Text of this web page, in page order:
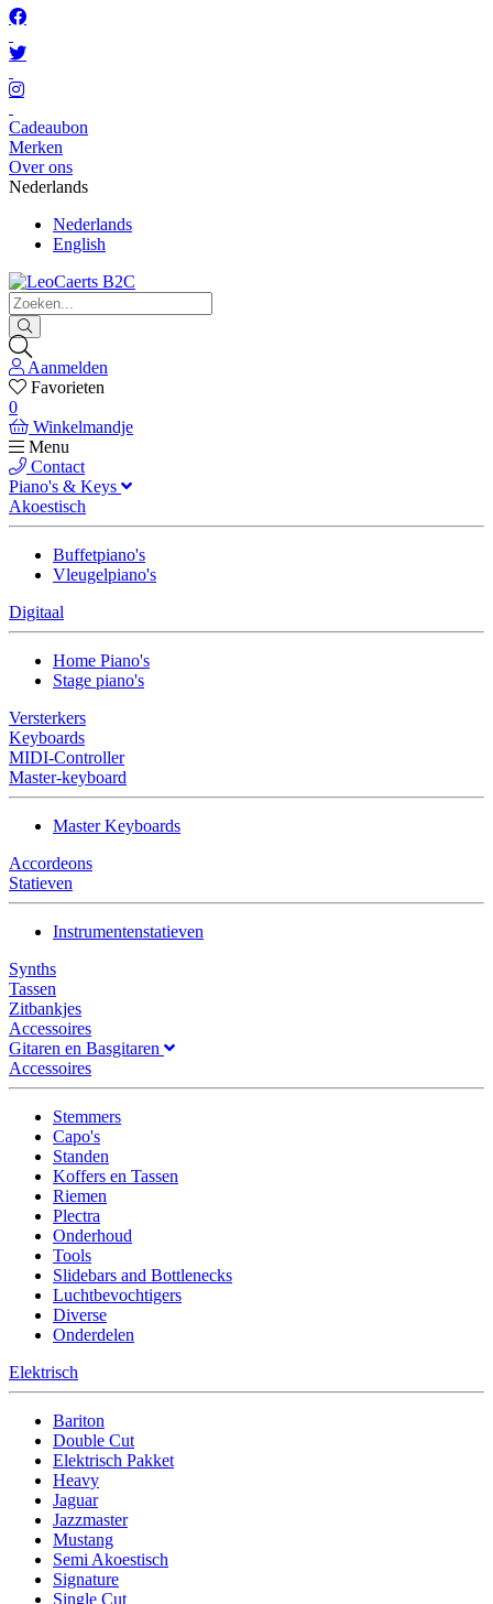
Cadeaubon
Merken
Over ons
Nederlands
Nederlands
English
Aanmelden
Favorieten
0
Winkelmandje
Menu
Contact
Piano's & Keys
Akoestisch
Buffetpiano's
Vleugelpiano's
Digitaal
Home Piano's
Stage piano's
Versterkers
Keyboards
MIDI-Controller
Master-keyboard
Master Keyboards
Accordeons
Statieven
Instrumentenstatieven
Synths
Tassen
Zitbankjes
Accessoires
Gitaren en Basgitaren
Accessoires
Stemmers
Capo's
Standen
Koffers en Tassen
Riemen
Plectra
Onderhoud
Tools
Slidebars and Bottlenecks
Luchtbevochtigers
Diverse
Onderdelen
Elektrisch
Bariton
Double Cut
Elektrisch Pakket
Heavy
Jaguar
Jazzmaster
Mustang
Semi Akoestisch
Signature
Single Cut